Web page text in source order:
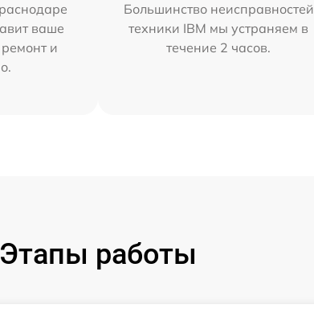
ваше
и
Большинство неисправностей
техники IBM мы устраняем в
течение 2 часов.
Этапы работы